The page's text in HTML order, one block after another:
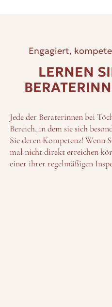
Engagiert,
LERNEN
Jede der Beraterinnen bei
Bereich, in dem sie sich
Sie deren Kompetenz! Wenn
mal nicht direkt erreichen
einer ihrer regelmäßigen